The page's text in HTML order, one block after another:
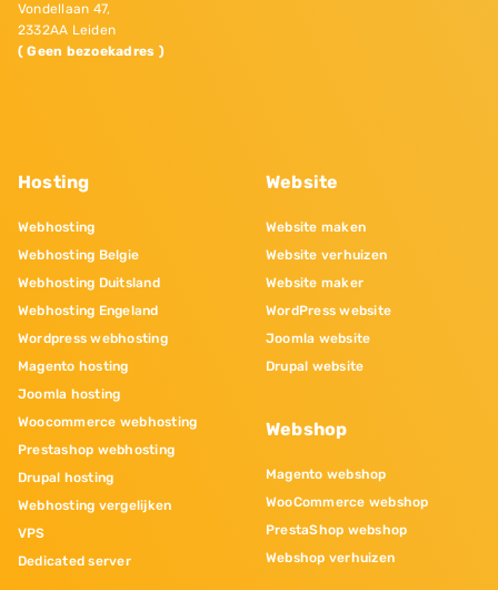
Vondellaan 47,
2332AA Leiden
( Geen bezoekadres )
Hosting
Webhosting
Webhosting Belgie
Webhosting Duitsland
Webhosting Engeland
Wordpress webhosting
Magento hosting
Joomla hosting
Woocommerce webhosting
Prestashop webhosting
Drupal hosting
Webhosting vergelijken
VPS
Dedicated server
Website
Website maken
Website verhuizen
Website maker
WordPress website
Joomla website
Drupal website
Webshop
Magento webshop
WooCommerce webshop
PrestaShop webshop
Webshop verhuizen